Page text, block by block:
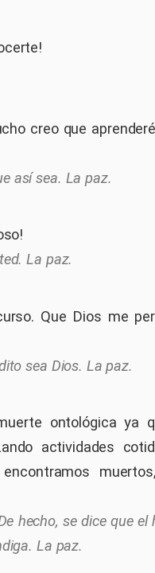
creo que
así sea. La paz.
La paz.
Que Dios me
sea Dios. La paz.
ontológica ya
actividades
hecho, se dice que el
La paz.